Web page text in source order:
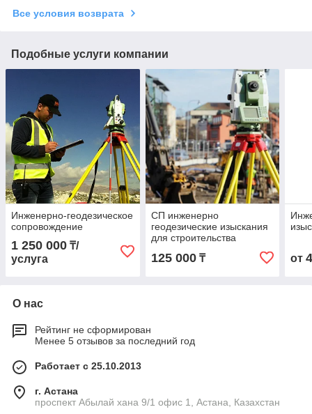
Все условия возврата
Подобные услуги компании
Инженерно-геодезическое
сопровождение
1 250 000 ₸/
услуга
СП инженерно
геодезические изыскания
для строительства
125 000₸ от
О нас
Рейтинг не сформирован
Менее 5 отзывов за последний год
Работает с 25.10.2013
г. Астана
проспект Абылай хана 9/1 офис 1, Астана, Казахстан